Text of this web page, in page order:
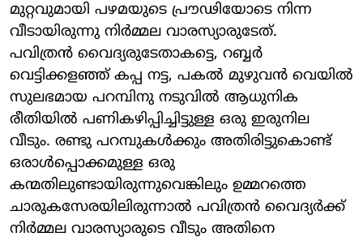
മുറ്റവുമായി പഴമയുടെ പ്രൗഢിയോടെ നിന്ന
വീടായിരുന്നു നിര്‍മ്മല വാരസ്യാരുടേത്.
പവിത്രന്‍ വൈദ്യരുടേതാകട്ടെ, റബ്ബര്‍
വെട്ടിക്കളഞ്ഞ് കപ്പ നട്ട, പകല്‍ മുഴുവന്‍ വെയില്‍
സുലഭമായ പറമ്പിനു നടുവില്‍ ആധുനിക
രീതിയില്‍ പണികഴിപ്പിച്ചിട്ടുള്ള ഒരു ഇരുനില
വീടും. രണ്ടു പറമ്പുകള്‍ക്കും അതിരിട്ടുകൊണ്ട്
ഒരാള്‍പ്പൊക്കമുള്ള ഒരു
കന്മതിലുണ്ടായിരുന്നുവെങ്കിലും ഉമ്മറത്തെ
ചാരുകസേരയിലിരുന്നാല്‍ പവിത്രന്‍ വൈദ്യര്‍ക്ക്
നിര്‍മ്മല വാരസ്യാരുടെ വീടും അതിനെ